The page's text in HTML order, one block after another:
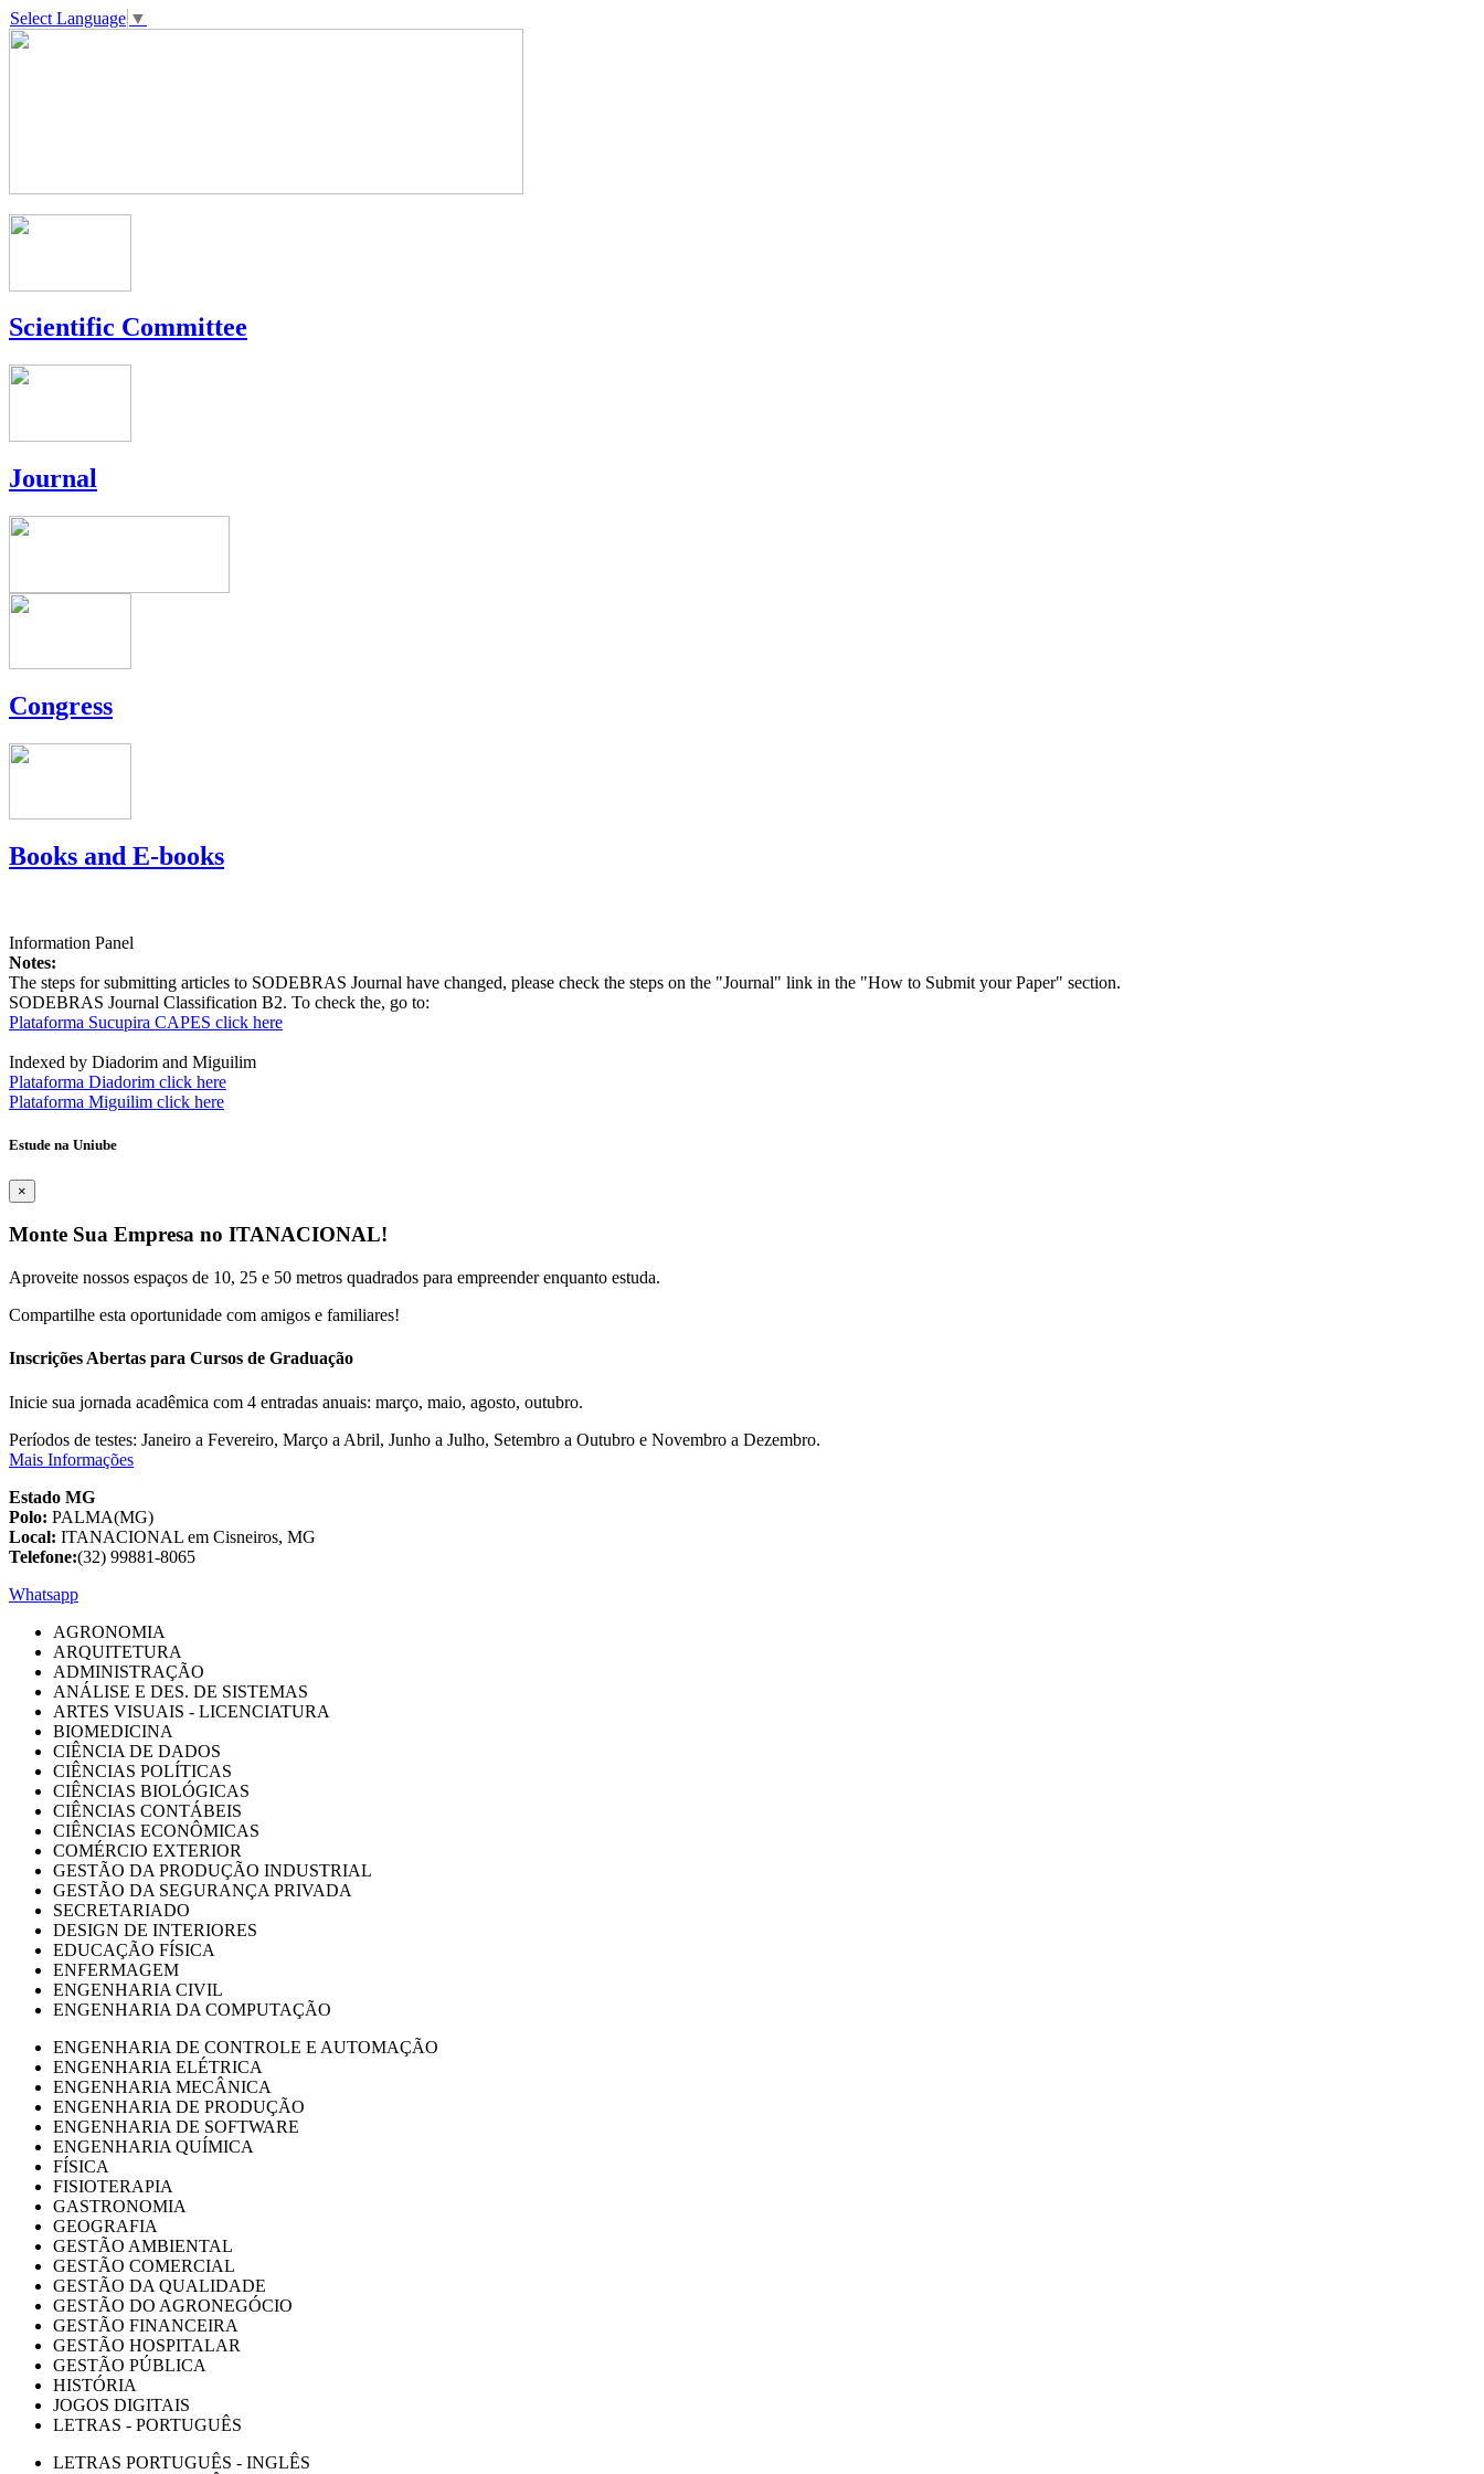
Select Language ▼
Scientific Committee
Journal
Congress
Books and E-books
Information Panel
Notes:
The steps for submitting articles to SODEBRAS Journal have changed, please check the steps on the "Journal" link in the "How to Submit your Paper" section.
SODEBRAS Journal Classification B2. To check the, go to:
Plataforma Sucupira CAPES click here
Indexed by Diadorim and Miguilim
Plataforma Diadorim click here
Plataforma Miguilim click here
Estude na Uniube
×
Monte Sua Empresa no ITANACIONAL!
Aproveite nossos espaços de 10, 25 e 50 metros quadrados para empreender enquanto estuda.
Compartilhe esta oportunidade com amigos e familiares!
Inscrições Abertas para Cursos de Graduação
Inicie sua jornada acadêmica com 4 entradas anuais: março, maio, agosto, outubro.
Períodos de testes: Janeiro a Fevereiro, Março a Abril, Junho a Julho, Setembro a Outubro e Novembro a Dezembro.
Mais Informações
Estado MG
Polo: PALMA(MG)
Local: ITANACIONAL em Cisneiros, MG
Telefone:(32) 99881-8065
Whatsapp
AGRONOMIA
ARQUITETURA
ADMINISTRAÇÃO
ANÁLISE E DES. DE SISTEMAS
ARTES VISUAIS - LICENCIATURA
BIOMEDICINA
CIÊNCIA DE DADOS
CIÊNCIAS POLÍTICAS
CIÊNCIAS BIOLÓGICAS
CIÊNCIAS CONTÁBEIS
CIÊNCIAS ECONÔMICAS
COMÉRCIO EXTERIOR
GESTÃO DA PRODUÇÃO INDUSTRIAL
GESTÃO DA SEGURANÇA PRIVADA
SECRETARIADO
DESIGN DE INTERIORES
EDUCAÇÃO FÍSICA
ENFERMAGEM
ENGENHARIA CIVIL
ENGENHARIA DA COMPUTAÇÃO
ENGENHARIA DE CONTROLE E AUTOMAÇÃO
ENGENHARIA ELÉTRICA
ENGENHARIA MECÂNICA
ENGENHARIA DE PRODUÇÃO
ENGENHARIA DE SOFTWARE
ENGENHARIA QUÍMICA
FÍSICA
FISIOTERAPIA
GASTRONOMIA
GEOGRAFIA
GESTÃO AMBIENTAL
GESTÃO COMERCIAL
GESTÃO DA QUALIDADE
GESTÃO DO AGRONEGÓCIO
GESTÃO FINANCEIRA
GESTÃO HOSPITALAR
GESTÃO PÚBLICA
HISTÓRIA
JOGOS DIGITAIS
LETRAS - PORTUGUÊS
LETRAS PORTUGUÊS - INGLÊS